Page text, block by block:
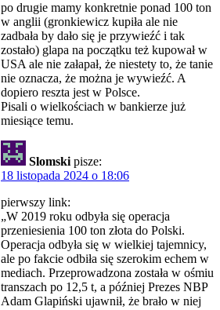
po drugie mamy konkretnie ponad 100 ton
w anglii (gronkiewicz kupiła ale nie
zadbała by dało się je przywieźć i tak
zostało) glapa na początku też kupował w
USA ale nie załapał, że niestety to, że tanie
nie oznacza, że można je wywieźć. A
dopiero reszta jest w Polsce.
Pisali o wielkościach w bankierze już
miesiące temu.
Slomski pisze:
18 listopada 2024 o 18:06
pierwszy link:
„W 2019 roku odbyła się operacja
przeniesienia 100 ton złota do Polski.
Operacja odbyła się w wielkiej tajemnicy,
ale po fakcie odbiła się szerokim echem w
mediach. Przeprowadzona została w ośmiu
transzach po 12,5 t, a później Prezes NBP
Adam Glapiński ujawnił, że brało w niej